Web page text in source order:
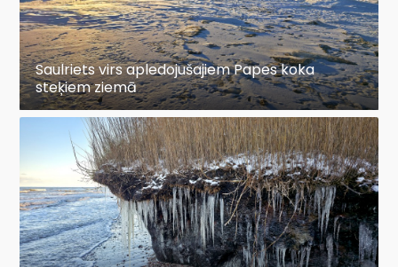
Saulriets virs apledojušajiem Papes koka
steķiem ziemā